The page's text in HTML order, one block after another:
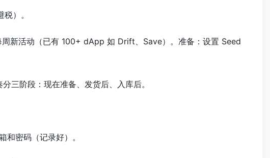
）。
新活动（已有 100+ dApp 如 Drift、Save）。准备：设置 Seed
阶段：现在准备、发货后、入库后。
密码（记录好）。